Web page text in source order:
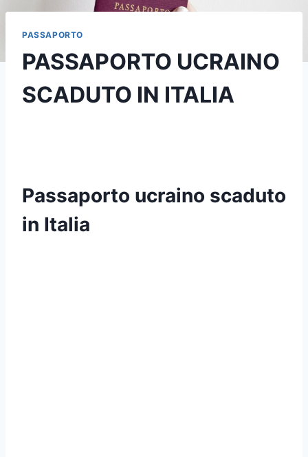
PASSAPORTO
PASSAPORTO UCRAINO
SCADUTO IN ITALIA
Passaporto ucraino scaduto
in Italia